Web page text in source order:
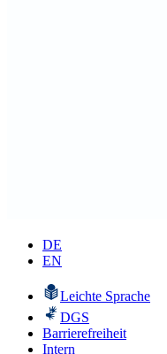
DE
EN
Leichte Sprache
DGS
Barrierefreiheit
Intern